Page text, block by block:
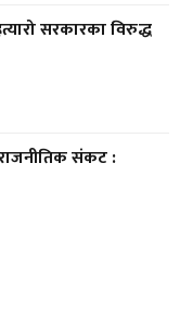
सरकारका विरुद्ध
संकट :